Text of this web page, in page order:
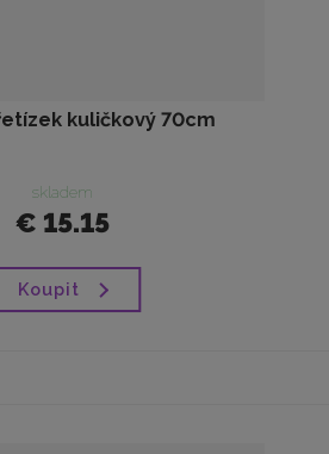
kuličkový 70cm
skladem
€ 15.15
Koupit